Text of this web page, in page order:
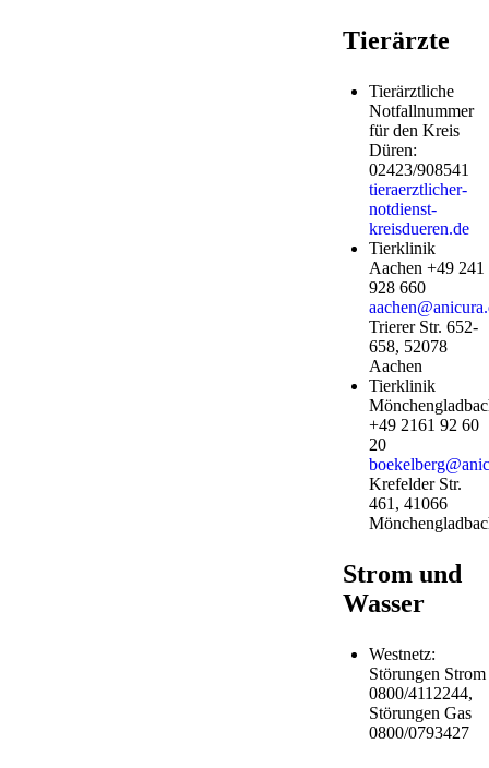
Tierärzte
Tierärztliche
Notfallnummer
für den Kreis
Düren:
02423/908541
tieraerztlicher-
notdienst-
kreisdueren.de
Tierklinik
Aachen +49 241
928 660
Trierer Str. 652-
658, 52078
Aachen
Tierklinik
+49 2161 92 60
20
Krefelder Str.
461, 41066
Strom und
Wasser
Westnetz:
Störungen Strom
0800/4112244,
Störungen Gas
0800/0793427